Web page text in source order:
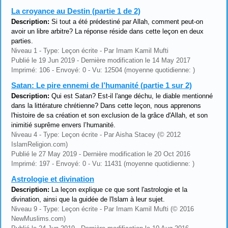
La croyance au Destin (partie 1 de 2)
Description: Si tout a été prédestiné par Allah, comment peut-on
avoir un libre arbitre? La réponse réside dans cette leçon en deux
parties.
Niveau 1 - Type: Leçon écrite - Par Imam Kamil Mufti
Publié le 19 Jun 2019 - Dernière modification le 14 May 2017
Imprimé: 106 - Envoyé: 0 - Vu: 12504 (moyenne quotidienne: )
Satan: Le pire ennemi de l’humanité (partie 1 sur 2)
Description: Qui est Satan? Est-il l'ange déchu, le diable mentionné
dans la littérature chrétienne? Dans cette leçon, nous apprenons
l'histoire de sa création et son exclusion de la grâce d'Allah, et son
inimitié suprême envers l’humanité.
Niveau 4 - Type: Leçon écrite - Par Aisha Stacey (© 2012
IslamReligion.com)
Publié le 27 May 2019 - Dernière modification le 20 Oct 2016
Imprimé: 197 - Envoyé: 0 - Vu: 11431 (moyenne quotidienne: )
Astrologie et divination
Description: La leçon explique ce que sont l'astrologie et la
divination, ainsi que la guidée de l'Islam à leur sujet.
Niveau 9 - Type: Leçon écrite - Par Imam Kamil Mufti (© 2016
NewMuslims.com)